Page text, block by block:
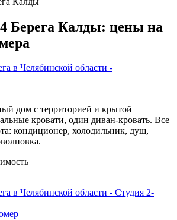
Берега Калды: цены на
дом с территорией и крытой
кровати, один диван-кровать. Все
кондиционер, холодильник, душ,